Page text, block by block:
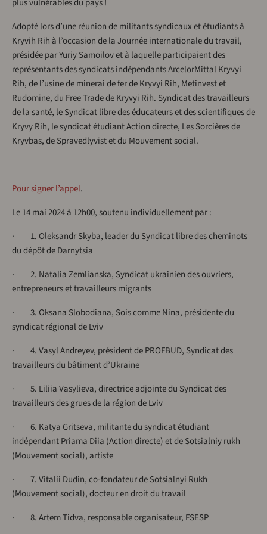
plus vulnérables du pays !
Adopté lors d’une réunion de militants syndicaux et étudiants à
Kryvih Rih à l’occasion de la Journée internationale du travail,
présidée par Yuriy Samoilov et à laquelle participaient des
représentants des syndicats indépendants ArcelorMittal Kryvyi
Rih, de l’usine de minerai de fer de Kryvyi Rih, Metinvest et
Rudomine, du Free Trade de Kryvyi Rih. Syndicat des travailleurs
de la santé, le Syndicat libre des éducateurs et des scientifiques de
Kryvy Rih, le syndicat étudiant Action directe, Les Sorcières de
Kryvbas, de Spravedlyvist et du Mouvement social.
Pour signer l’appel.
Le 14 mai 2024 à 12h00, soutenu individuellement par :
· 1. Oleksandr Skyba, leader du Syndicat libre des cheminots
du dépôt de Darnytsia
· 2. Natalia Zemlianska, Syndicat ukrainien des ouvriers,
entrepreneurs et travailleurs migrants
· 3. Oksana Slobodiana, Sois comme Nina, présidente du
syndicat régional de Lviv
· 4. Vasyl Andreyev, président de PROFBUD, Syndicat des
travailleurs du bâtiment d’Ukraine
· 5. Liliia Vasylieva, directrice adjointe du Syndicat des
travailleurs des grues de la région de Lviv
· 6. Katya Gritseva, militante du syndicat étudiant
indépendant Priama Diia (Action directe) et de Sotsialniy rukh
(Mouvement social), artiste
· 7. Vitalii Dudin, co-fondateur de Sotsialnyi Rukh
(Mouvement social), docteur en droit du travail
· 8. Artem Tidva, responsable organisateur, FSESP